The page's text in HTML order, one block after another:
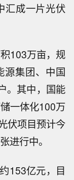
汇成一片光伏
103万亩，规
源集团、中国
。其中，国能
一体化100万
伏项目预计今
进行中。
153亿元，目